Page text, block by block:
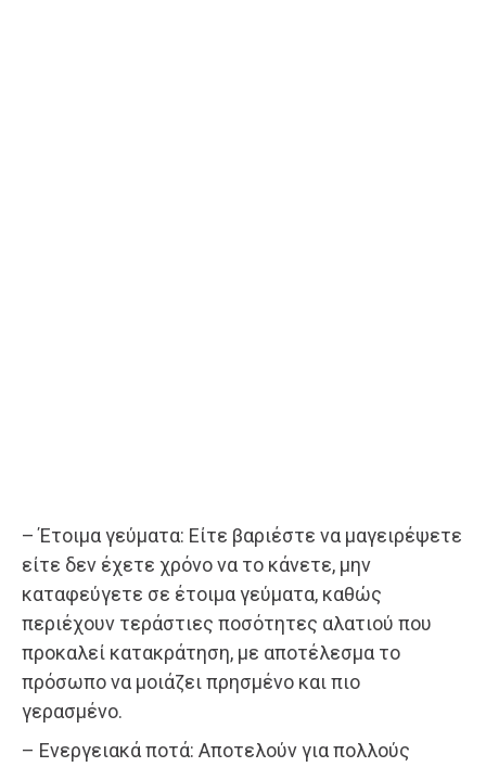
– Έτοιμα γεύματα: Είτε βαριέστε να μαγειρέψετε
είτε δεν έχετε χρόνο να το κάνετε, μην
καταφεύγετε σε έτοιμα γεύματα, καθώς
περιέχουν τεράστιες ποσότητες αλατιού που
προκαλεί κατακράτηση, με αποτέλεσμα το
πρόσωπο να μοιάζει πρησμένο και πιο
γερασμένο.
– Ενεργειακά ποτά: Αποτελούν για πολλούς